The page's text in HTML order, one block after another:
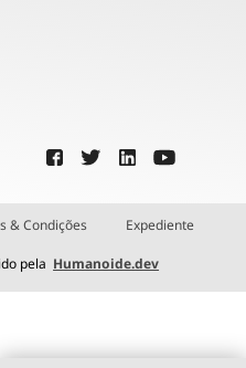
& Condições Expediente
pela Humanoide.dev